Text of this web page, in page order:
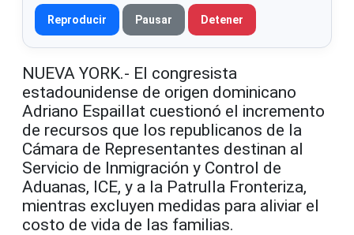
Reproducir Pausar Detener
NUEVA YORK.- El congresista
estadounidense de origen dominicano
Adriano Espaillat cuestionó el incremento
de recursos que los republicanos de la
Cámara de Representantes destinan al
Servicio de Inmigración y Control de
Aduanas, ICE, y a la Patrulla Fronteriza,
mientras excluyen medidas para aliviar el
costo de vida de las familias.